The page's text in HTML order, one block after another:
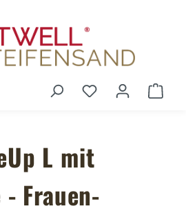
Du hast 0
L mit
Frauen-